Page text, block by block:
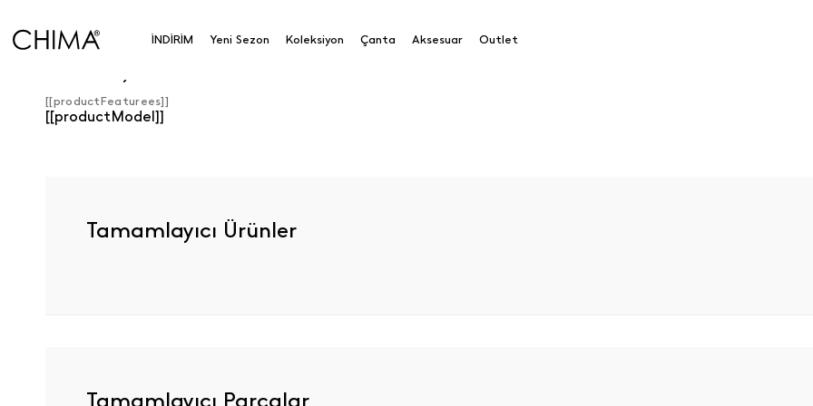
İNDİRİM Yeni Sezon Koleksiyon Çanta Aksesuar Outlet
[[productFeaturees]]
[[productModel]]
Tamamlayıcı Ürünler
Tamamlayıcı Parçalar